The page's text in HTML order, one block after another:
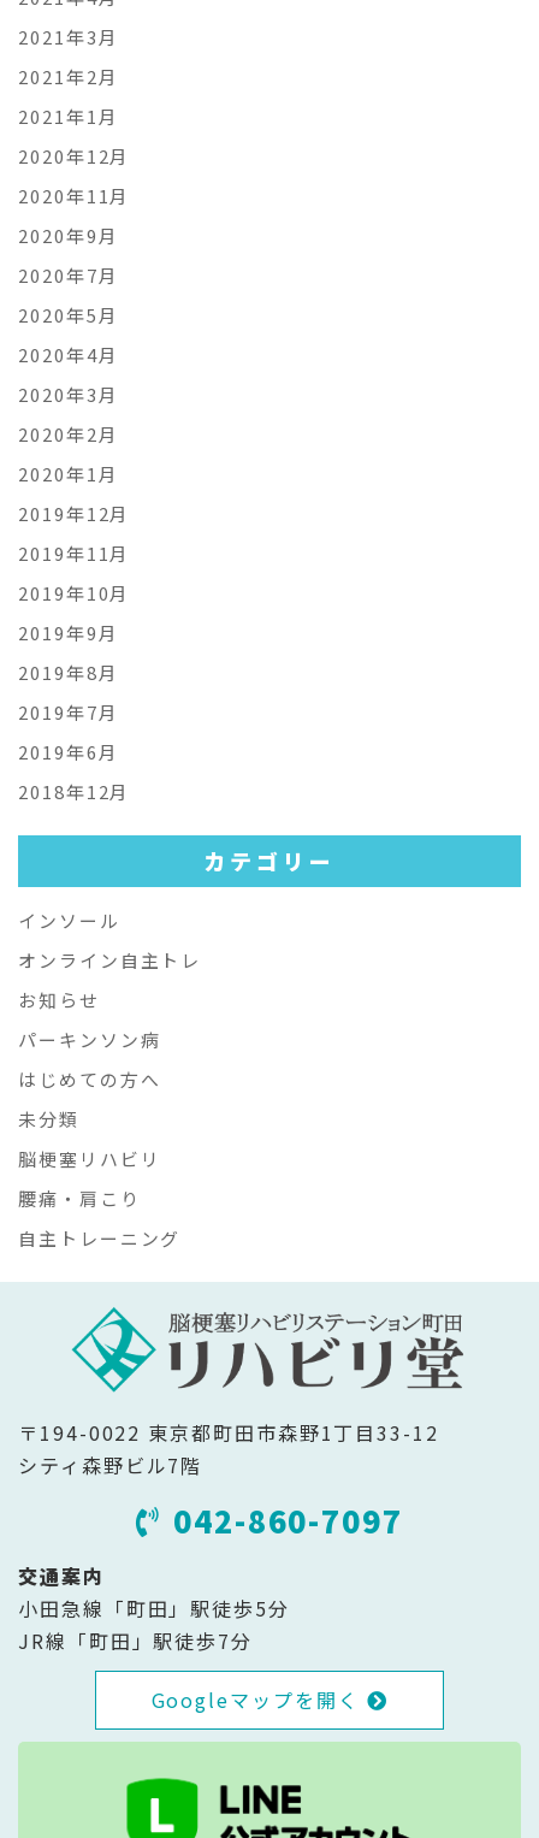
2021年3月
2021年2月
2021年1月
2020年12月
2020年11月
2020年9月
2020年7月
2020年5月
2020年4月
2020年3月
2020年2月
2020年1月
2019年12月
2019年11月
2019年10月
2019年9月
2019年8月
2019年7月
2019年6月
2018年12月
カテゴリー
インソール
オンライン自主トレ
お知らせ
パーキンソン病
はじめての方へ
未分類
脳梗塞リハビリ
腰痛・肩こり
自主トレーニング
〒194-0022 東京都町田市森野1丁目33-12
シティ森野ビル7階
042-860-7097
交通案内
小田急線「町田」駅徒歩5分
JR線「町田」駅徒歩7分
Googleマップを開く